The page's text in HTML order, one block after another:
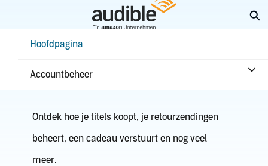
hoofdinhoudHoofdpagina
Accountbeheer
Aankopen en retouren
Ontdek hoe je titels koopt, je retourzendingen
beheert, een cadeau verstuurt en nog veel
meer.